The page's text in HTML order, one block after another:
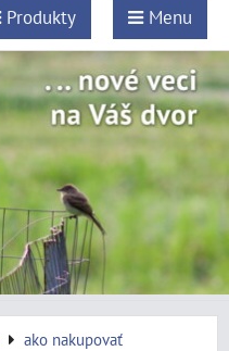
Produkty Menu
ako nakupovať